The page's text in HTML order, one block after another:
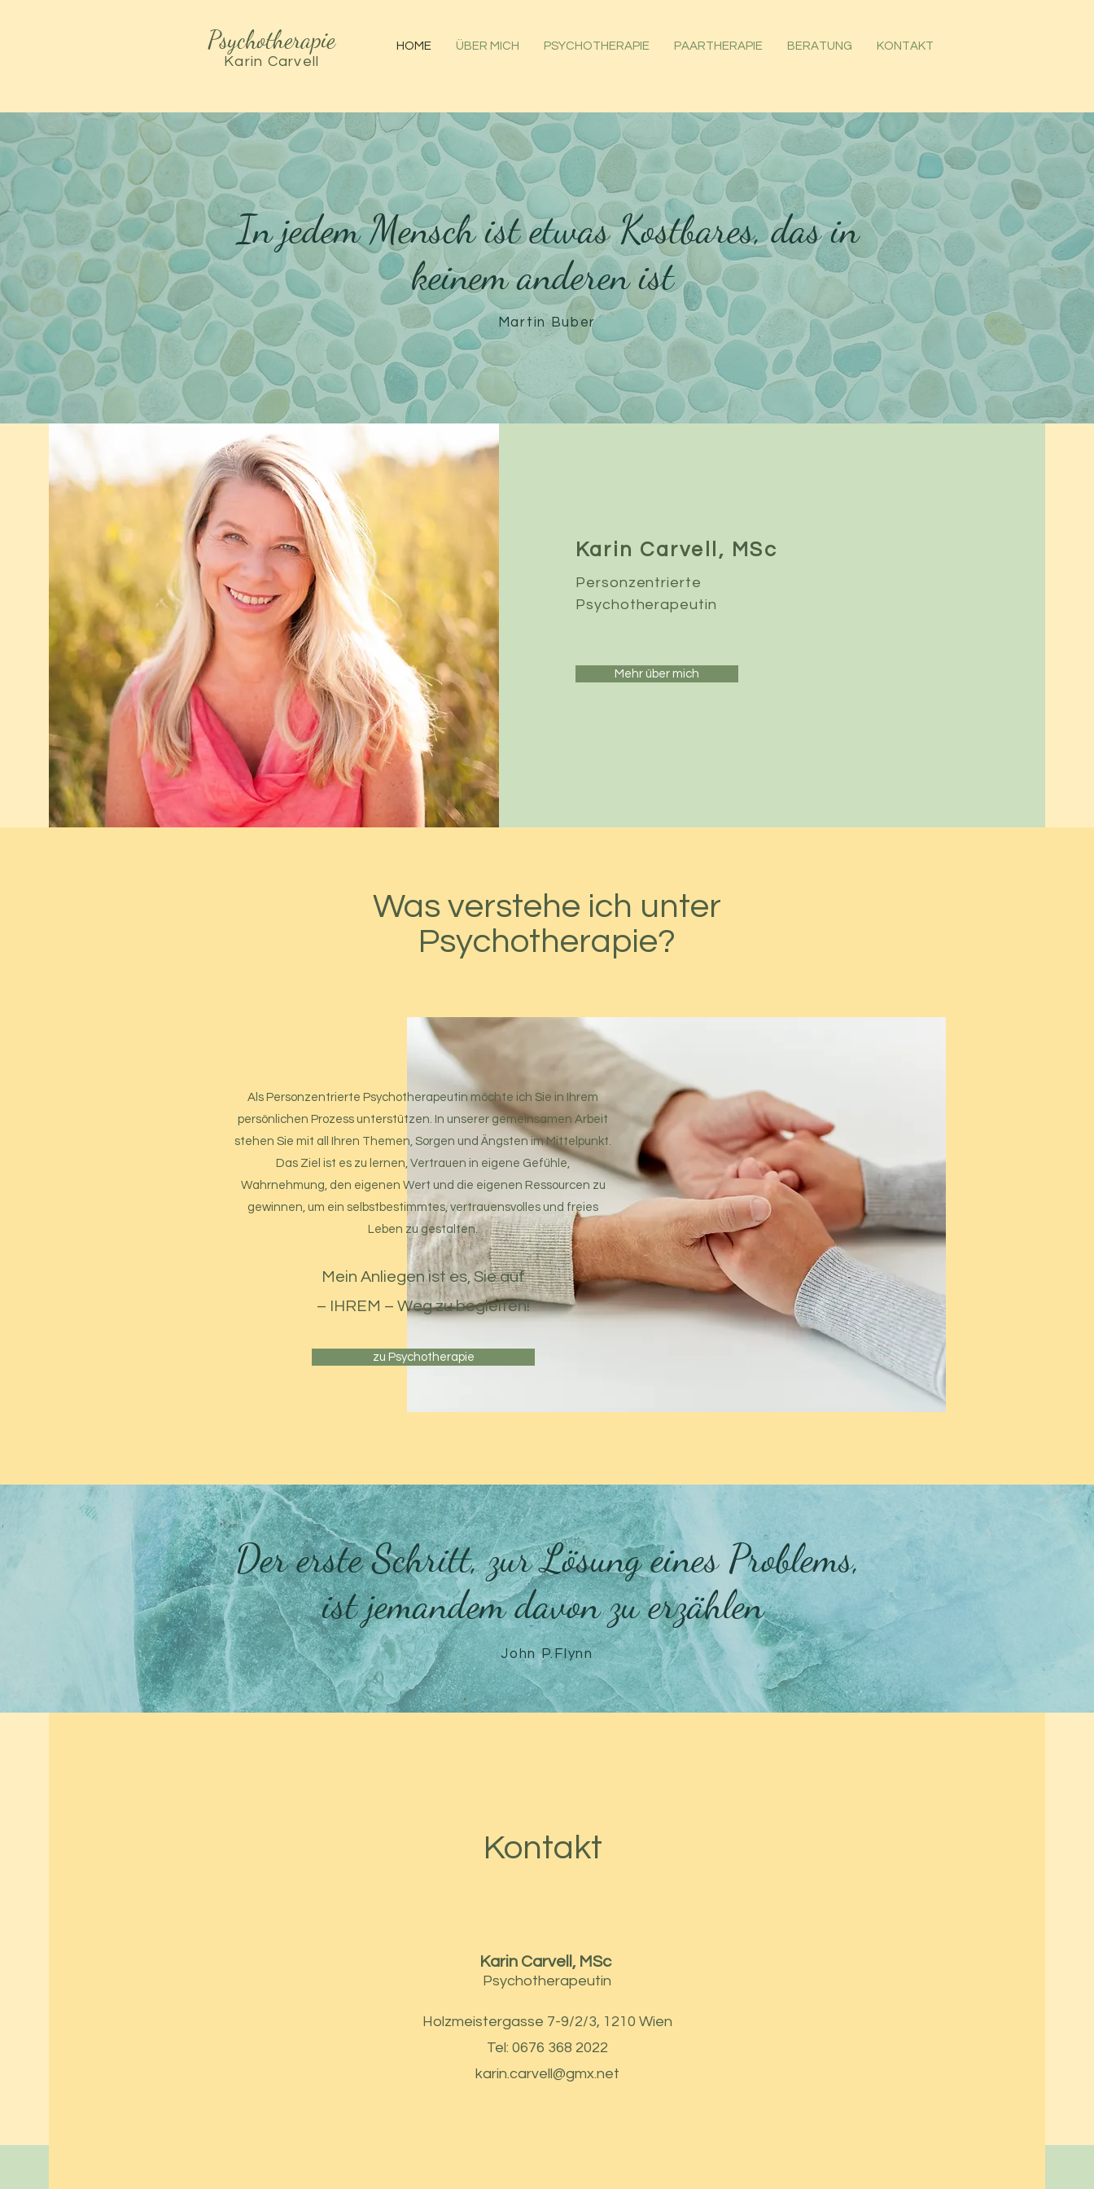
HOME ÜBER MICH PSYCHOTHERAPIE PAARTHERAPIE BERATUNG KONTAKT
Psychotherapie
Karin Carvell
In jedem Mensch ist etwas Kostbares, das in
keinem anderen ist
Martin Buber
Karin Carvell, MSc
Personzentrierte
Psychotherapeutin
Mehr über mich
Was verstehe ich unter
Psychotherapie?
Als Personzentrierte Psychotherapeutin möchte ich Sie in Ihrem
persönlichen Prozess unterstützen. In unserer gemeinsamen Arbeit
stehen Sie mit all Ihren Themen, Sorgen und Ängsten im Mittelpunkt.
Das Ziel ist es zu lernen, Vertrauen in eigene Gefühle,
Wahrnehmung, den eigenen Wert und die eigenen Ressourcen zu
gewinnen, um ein selbstbestimmtes, vertrauensvolles und freies
Leben zu gestalten.
Mein Anliegen ist es, Sie auf
– IHREM – Weg zu begleiten!
zu Psychotherapie
Der erste Schritt, zur Lösung eines Problems,
ist jemandem davon zu erzählen
John P.Flynn
Karin Carvell, MSc
Psychotherapeutin
Holzmeistergasse 7-9/2/3, 1210 Wien
Tel: 0676 368 2022
karin.carvell@gmx.net
Kontakt